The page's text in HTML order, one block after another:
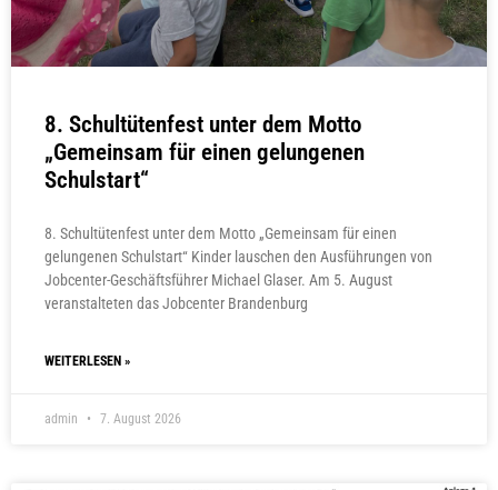
8. Schultütenfest unter dem Motto
„Gemeinsam für einen gelungenen
Schulstart“
8. Schultütenfest unter dem Motto „Gemeinsam für einen
gelungenen Schulstart“ Kinder lauschen den Ausführungen von
Jobcenter-Geschäftsführer Michael Glaser. Am 5. August
veranstalteten das Jobcenter Brandenburg
WEITERLESEN »
admin 7. August 2026